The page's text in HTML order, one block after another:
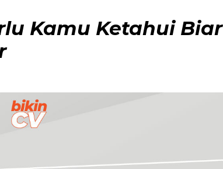
Kamu Ketahui Biar